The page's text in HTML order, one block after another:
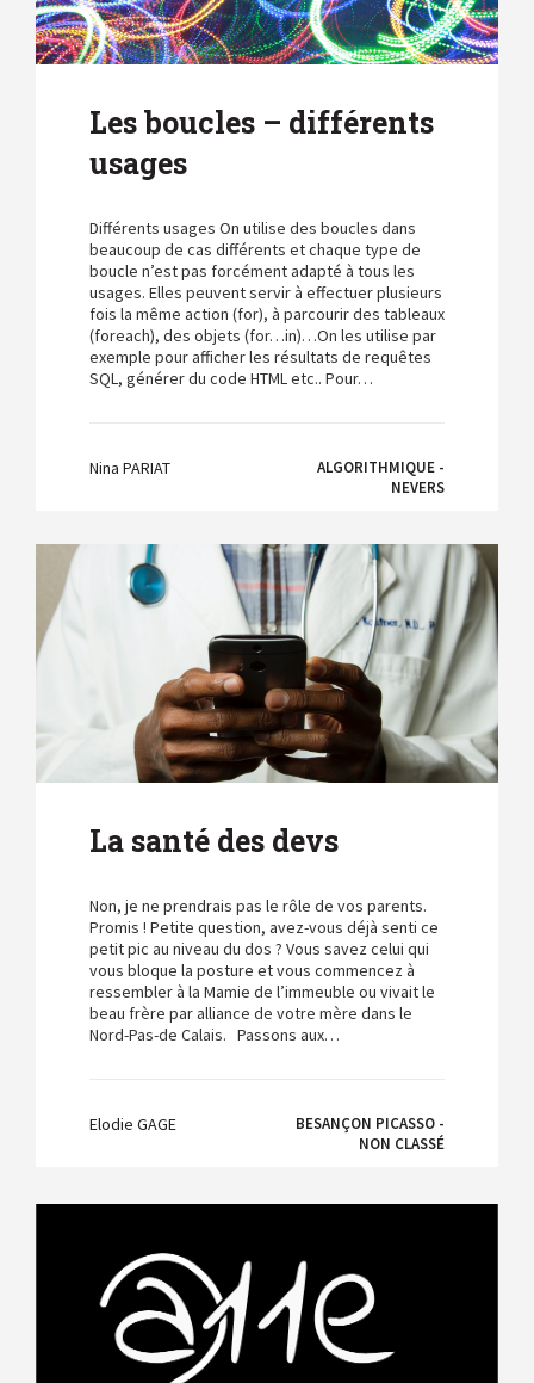
Les boucles – différents
usages
Différents usages On utilise des boucles dans
beaucoup de cas différents et chaque type de
boucle n’est pas forcément adapté à tous les
usages. Elles peuvent servir à effectuer plusieurs
fois la même action (for), à parcourir des tableaux
(foreach), des objets (for…in)…On les utilise par
exemple pour afficher les résultats de requêtes
SQL, générer du code HTML etc.. Pour…
Nina PARIAT
ALGORITHMIQUE -
NEVERS
La santé des devs
Non, je ne prendrais pas le rôle de vos parents.
Promis ! Petite question, avez-vous déjà senti ce
petit pic au niveau du dos ? Vous savez celui qui
vous bloque la posture et vous commencez à
ressembler à la Mamie de l’immeuble ou vivait le
beau frère par alliance de votre mère dans le
Nord-Pas-de Calais. Passons aux…
Elodie GAGE
BESANÇON PICASSO -
NON CLASSÉ